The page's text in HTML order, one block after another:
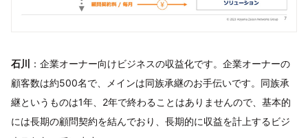
石川
：企業オーナー向けビジネスの収益化です。企業オーナーの
顧客数は約500名で、メインは同族承継のお手伝いです。同族承
継というものは1年、2年で終わることはありませんので、基本的
には長期の顧問契約を結んでおり、長期的に収益を計上するビジ